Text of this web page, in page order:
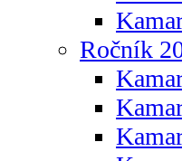
Ročník